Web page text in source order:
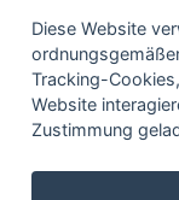
Impressum
Diese Website
Tracking-
Website
Zustimmung